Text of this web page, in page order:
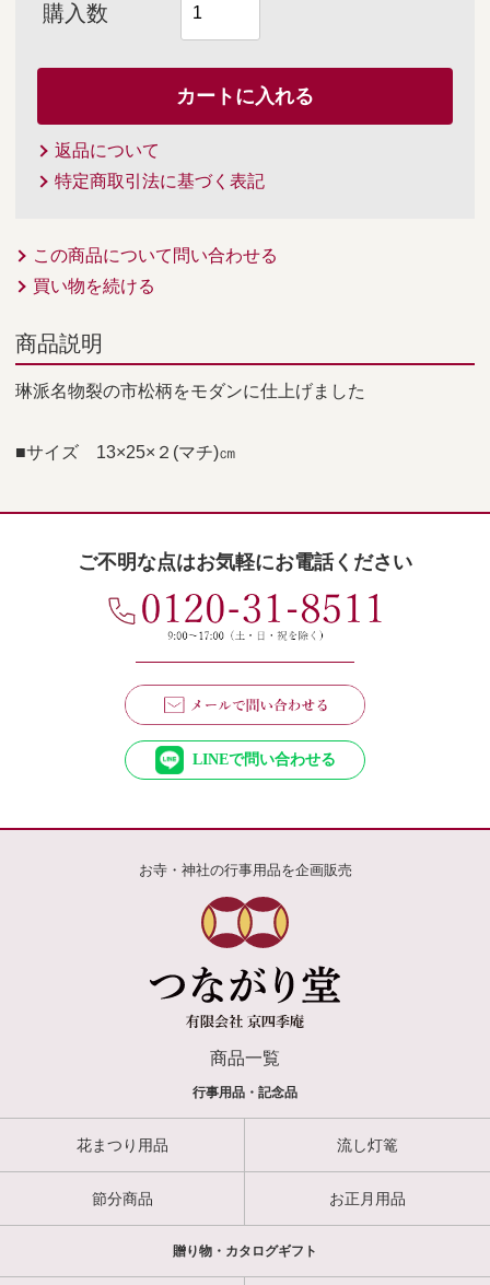
購入数
返品について
特定商取引法に基づく表記
この商品について問い合わせる
買い物を続ける
商品説明
琳派名物裂の市松柄をモダンに仕上げました
■サイズ 13×25×２(マチ)㎝
ご不明な点はお気軽にお電話ください
LINEで問い合わせる
お寺・神社の行事用品を企画販売
商品一覧
行事用品・記念品
花まつり用品 流し灯篭
節分商品 お正月用品
贈り物・カタログギフト